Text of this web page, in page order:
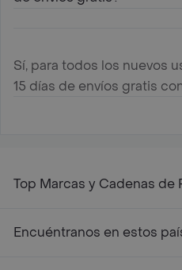
Sí, para todos los nuevos
15 días de envíos gratis
Top Marcas y Cadenas de
Encuéntranos en estos